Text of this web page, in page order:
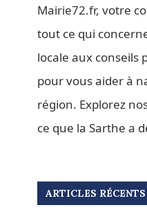
Mairie72.fr, votre
tout ce qui
locale aux conseils
pour vous aider à
région. Explorez
ce que la Sarthe a
ARTICLES RÉCENTS